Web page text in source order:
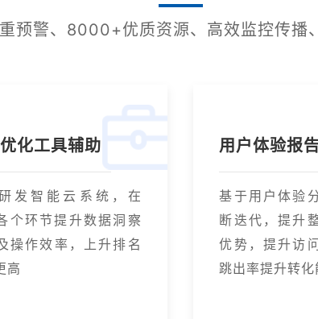
预警、8000+优质资源、高效监控传播
化工具辅助
发智能云系统，在
个环节提升数据洞察
操作效率，上升排名
高
用户体验报
基于用户体验
断迭代，提升
优势，提升访
跳出率提升转化